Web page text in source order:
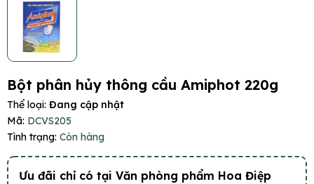
Bột phân hủy thông cầu Amiphot 220g
Thể loại: Đang cập nhật
Mã: DCVS205
Tình trạng: Còn hàng
Ưu đãi chỉ có tại Văn phòng phẩm Hoa Điệp